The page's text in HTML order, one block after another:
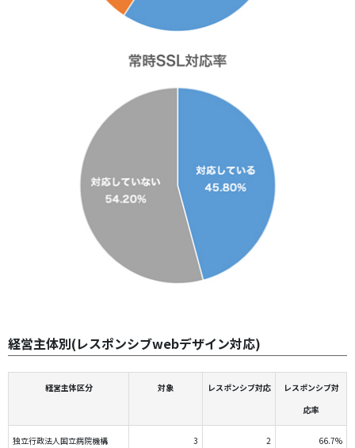
経営主体別(レスポンシブwebデザイン対応)
経営主体区分 対象 レスポンシブ対応
レスポンシブ対
応率
独立行政法人国立病院機構 3 2 66.7%